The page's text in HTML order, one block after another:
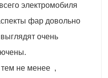
электромобиля
фар довольно
очень
не менее ,